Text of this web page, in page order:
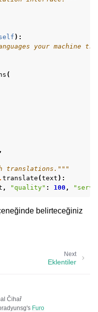
):
your machine
(
,
translations."""
. translate (text ):
, "quality" : 100 ,
belirteceğiniz
Next
Eklentiler
Čihař
's Furo